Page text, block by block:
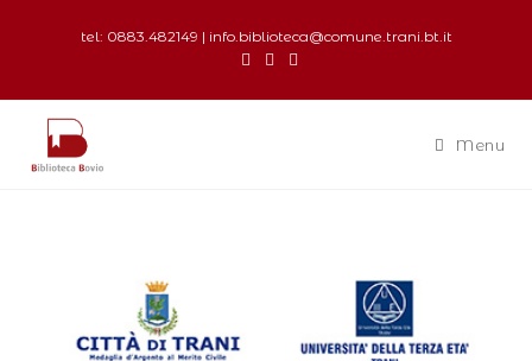
tel: 0883.482149 | info.biblioteca@comune.trani.bt.it
Menu